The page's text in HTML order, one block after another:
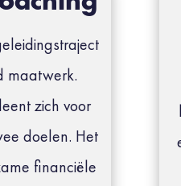
maatwerk.
zich voor
doelen. Het
financiële